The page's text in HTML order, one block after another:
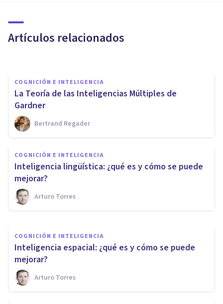
Artículos relacionados
expresa
COGNICIÓN E INTELIGENCIA
La Teoría de las Inteligencias Múltiples de
Gardner
Bertrand Regader
COGNICIÓN E INTELIGENCIA
Inteligencia lingüística: ¿qué es y cómo se puede
mejorar?
Arturo Torres
COGNICIÓN E INTELIGENCIA
​Inteligencia lógico-
matemática: ¿qué es y cómo la
podemos mejorar?
Arturo Torres
COGNICIÓN E INTELIGENCIA
​Inteligencia espacial: ¿qué es y cómo se puede
mejorar?
Arturo Torres